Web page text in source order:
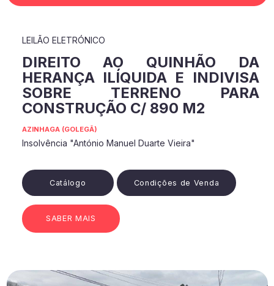
LEILÃO ELETRÓNICO
DIREITO AO QUINHÃO DA
HERANÇA ILÍQUIDA E INDIVISA
SOBRE TERRENO PARA
CONSTRUÇÃO C/ 890 M2
AZINHAGA (GOLEGÃ)
Insolvência "António Manuel Duarte Vieira"
Catálogo Condições de Venda
SABER MAIS